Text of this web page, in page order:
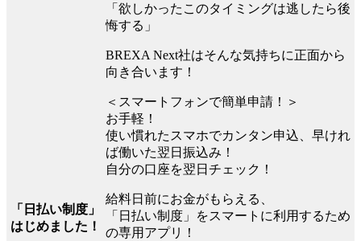
「日払い制度」
はじめました！
「欲しかったこのタイミングは逃したら後
悔する」
BREXA Next社はそんな気持ちに正面から
向き合います！
＜スマートフォンで簡単申請！＞
お手軽！
使い慣れたスマホでカンタン申込、早けれ
ば働いた翌日振込み！
自分の口座を翌日チェック！
給料日前にお金がもらえる、
「日払い制度」をスマートに利用するため
の専用アプリ！